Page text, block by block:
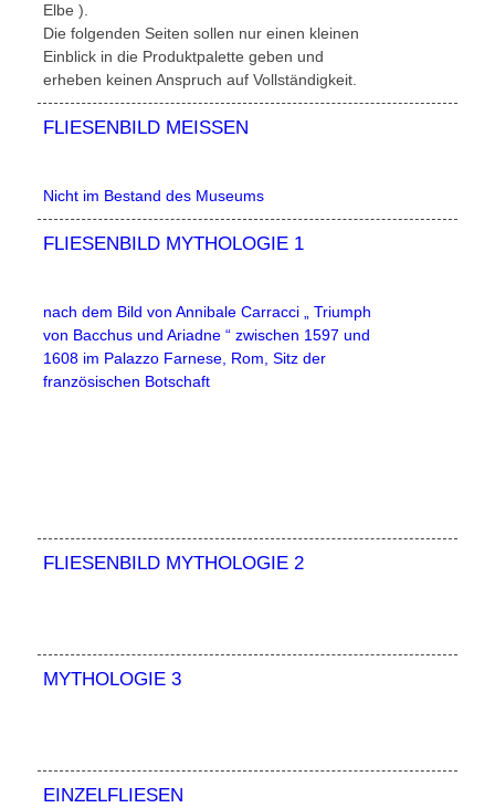
Elbe ).
Die folgenden Seiten sollen nur einen kleinen
Einblick in die Produktpalette geben und
erheben keinen Anspruch auf Vollständigkeit.
FLIESENBILD MEISSEN
Nicht im Bestand des Museums
FLIESENBILD MYTHOLOGIE 1
nach dem Bild von Annibale Carracci „ Triumph
von Bacchus und Ariadne “ zwischen 1597 und
1608 im Palazzo Farnese, Rom, Sitz der
französischen Botschaft
FLIESENBILD MYTHOLOGIE 2
MYTHOLOGIE 3
EINZELFLIESEN